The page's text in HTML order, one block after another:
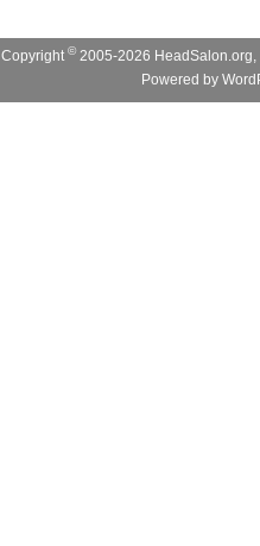
Copyright© 2005-2026
Powered by